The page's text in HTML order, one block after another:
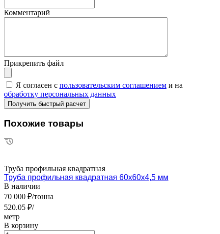
Комментарий
Прикрепить файл
Я согласен с пользовательским соглашением и на
обработку персональных данных
Похожие товары
Труба профильная квадратная
Труба профильная квадратная 60х60х4,5 мм
В наличии
70 000 ₽/тонна
520.05 ₽/
метр
В корзину